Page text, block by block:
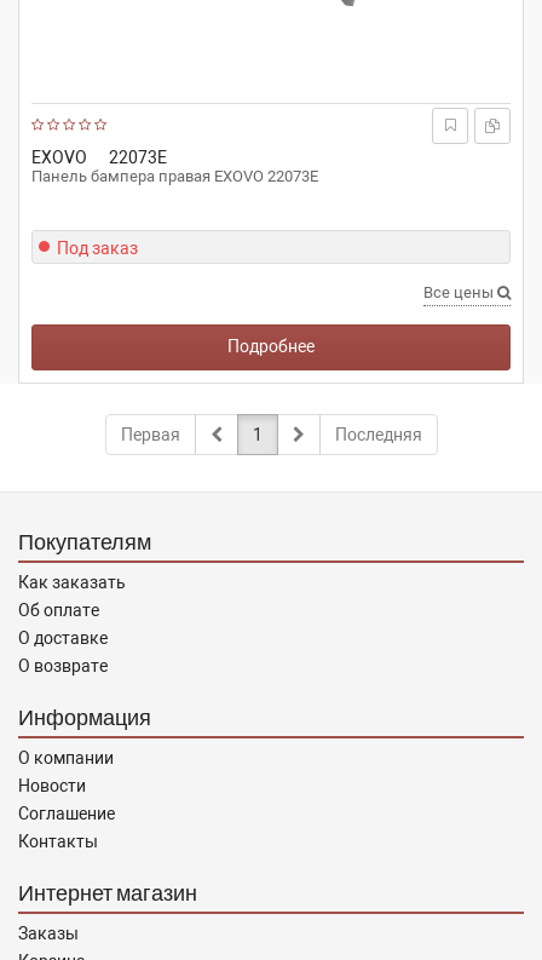
EXOVO 22073E
Панель бампера правая EXOVO 22073E
Под заказ
Все цены
Подробнее
Первая 1 Последняя
Покупателям
Как заказать
Об оплате
О доставке
О возврате
Информация
О компании
Новости
Соглашение
Контакты
Интернет магазин
Заказы